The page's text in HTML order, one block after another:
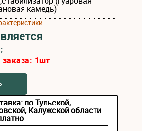
камедь)
1шт
по Тульской,
Калужской области